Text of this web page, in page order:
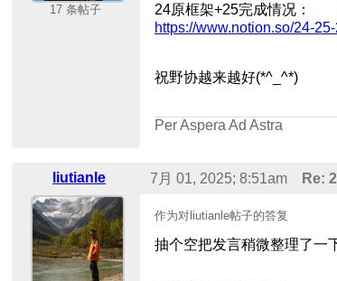
17 条帖子
24原框架+25完成情况：
https://www.notion.so/24-
祝野协越来越好(*^_^*)
Per Aspera Ad Astra
liutianle 7月 01, 2025; 8:51am Re:
作为对liutianle帖子的答复
抽个空把发言稍微整理了一